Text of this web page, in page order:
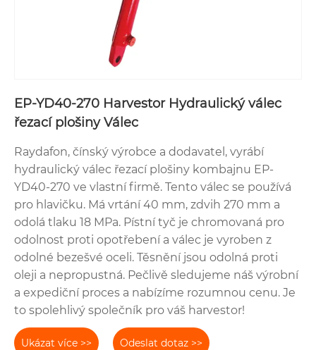
EP-YD40-270 Harvestor Hydraulický válec
řezací plošiny Válec
Raydafon, čínský výrobce a dodavatel, vyrábí
hydraulický válec řezací plošiny kombajnu EP-
YD40-270 ve vlastní firmě. Tento válec se používá
pro hlavičku. Má vrtání 40 mm, zdvih 270 mm a
odolá tlaku 18 MPa. Pístní tyč je chromovaná pro
odolnost proti opotřebení a válec je vyroben z
odolné bezešvé oceli. Těsnění jsou odolná proti
oleji a nepropustná. Pečlivě sledujeme náš výrobní
a expediční proces a nabízíme rozumnou cenu. Je
to spolehlivý společník pro váš harvestor!
Ukázat více >> Odeslat dotaz >>